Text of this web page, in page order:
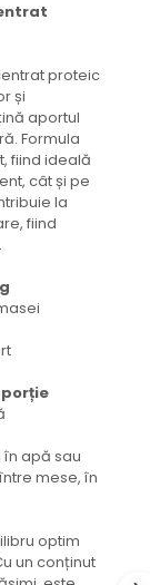
proteic
și
aportul
Formula
fiind ideală
cât și pe
la
fiind
porție
în apă sau
mese, în
optim
un conținut